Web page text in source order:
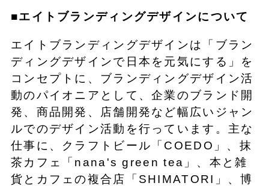
■エイトブランディングデザインについて
エイトブランディングデザインは「ブラン
ディングデザインで日本を元気にする」を
コンセプトに、ブランディングデザイン活
動のパイオニアとして、企業のブランド開
発、商品開発、店舗開発など幅広いジャン
ルでのデザイン活動を行っています。主な
仕事に、クラフトビール「COEDO」、抹
茶カフェ「nana's green tea」、本と雑
貨とカフェの複合店「SHIMATORI」、博